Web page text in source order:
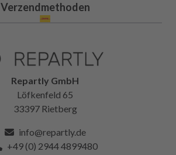
Verzendmethoden
Repartly GmbH
Löfkenfeld 65
33397 Rietberg
info@repartly.de
+49 (0) 2944 4899480